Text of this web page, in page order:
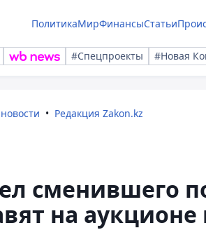
ПолитикаМирФинансыСтатьи
#Спецпроекты #Новая
Редакция Zakon.kz
сменившего
на